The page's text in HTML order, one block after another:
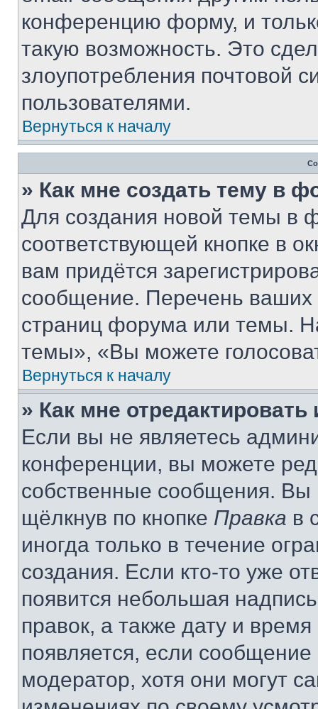
конференцию форму, и
такую возможность. Это
злоупотребления почтовой
пользователями.
Вернуться к началу
» Как мне создать тему в
Для создания новой темы в
соответствующей кнопке в
вам придётся
сообщение. Перечень ваших
страниц форума или темы.
темы», «Вы можете
Вернуться к началу
» Как мне
Если вы не являетесь
конференции, вы можете
собственные сообщения. Вы
щёлкнув по кнопке Правка в
иногда только в течение
создания. Если кто-то уже
появится небольшая
правок, а также дату и
появляется, если
модератор, хотя они могут